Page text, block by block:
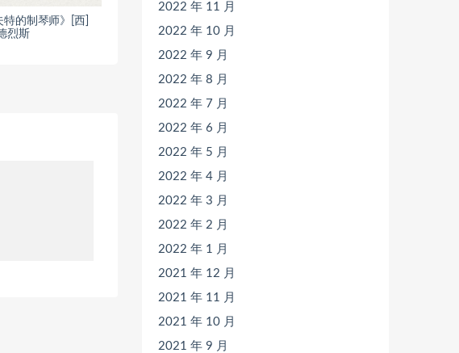
特的制琴师》[西]
烈斯
2022 年 11 月
2022 年 10 月
2022 年 9 月
2022 年 8 月
2022 年 7 月
2022 年 6 月
2022 年 5 月
2022 年 4 月
2022 年 3 月
2022 年 2 月
2022 年 1 月
2021 年 12 月
2021 年 11 月
2021 年 10 月
2021 年 9 月